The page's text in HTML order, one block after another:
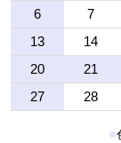
6
7
13
14
20
21
27
28
■